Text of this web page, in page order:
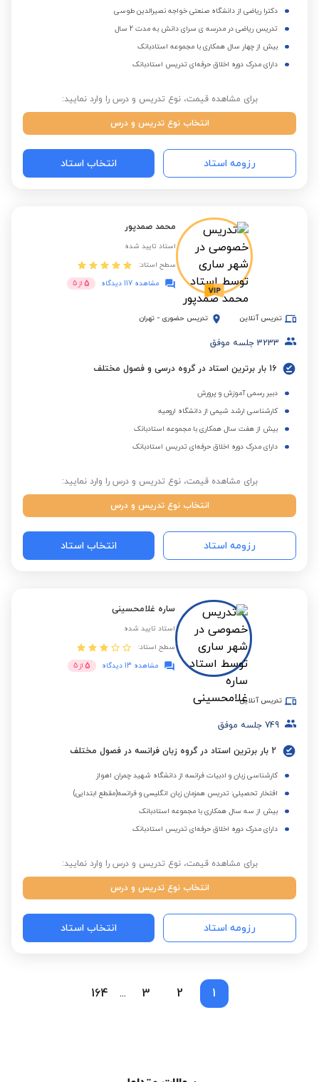
دکترا ریاضی از دانشگاه صنعتی خواجه نصیرالدین طوسی
تدریس ریاضی در مدرسه ی سرای دانش به مدت 2 سال
بیش از چهار سال همکاری با مجموعه استادبانک
دارای مدرک دوره اخلاق حرفه‌ای تدریس استادبانک
برای مشاهده قیمت، نوع تدریس و درس را وارد نمایید:
انتخاب نوع تدریس و درس
رزومه استاد انتخاب استاد
محمد صمدپور
استاد تایید شده
سطح استاد:
مشاهده 117 دیدگاه
5 از 5
تدریس آنلاین تدریس حضوری - تهران
3233 جلسه موفق
16 بار برترین استاد در گروه درسی و فصول مختلف
دبیر رسمی آموزش و پرورش
کارشناسی ارشد شیمی از دانشگاه ارومیه
بیش از هفت سال همکاری با مجموعه استادبانک
دارای مدرک دوره اخلاق حرفه‌ای تدریس استادبانک
برای مشاهده قیمت، نوع تدریس و درس را وارد نمایید:
انتخاب نوع تدریس و درس
رزومه استاد انتخاب استاد
ساره غلامحسینی
استاد تایید شده
سطح استاد:
مشاهده 13 دیدگاه
5 از 5
تدریس آنلاین
749 جلسه موفق
2 بار برترین استاد در گروه زبان فرانسه در فصول مختلف
کارشناسی زبان و ادبیات فرانسه از دانشگاه شهید چمران اهواز
افتخار تحصیلی: تدریس همزمان زبان انگلیسی و فرانسه(مقطع ابتدایی)
بیش از سه سال همکاری با مجموعه استادبانک
دارای مدرک دوره اخلاق حرفه‌ای تدریس استادبانک
برای مشاهده قیمت، نوع تدریس و درس را وارد نمایید:
انتخاب نوع تدریس و درس
رزومه استاد انتخاب استاد
1
2
3
...
164